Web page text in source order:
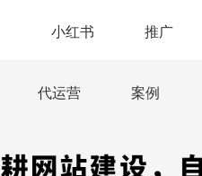
小红书
代运营
推广
案例